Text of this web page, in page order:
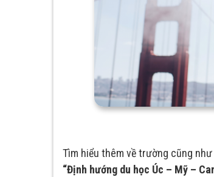
Tìm hiểu thêm về trường cũng
“Định hướng du học Úc – Mỹ –